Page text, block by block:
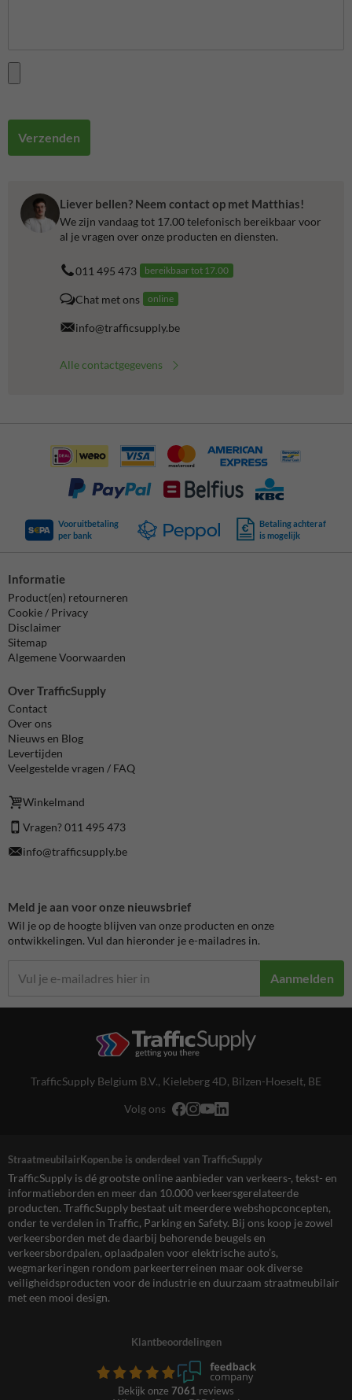
Verzenden
Liever bellen? Neem contact op met Matthias!
We zijn vandaag tot 17.00 telefonisch bereikbaar voor
al je vragen over onze producten en diensten.
011 495 473 bereikbaar tot 17.00
Chat met ons online
info@trafficsupply.be
Alle contactgegevens
Vooruitbetaling
per bank
Betaling achteraf
is mogelijk
Informatie
Product(en) retourneren
Cookie / Privacy
Disclaimer
Sitemap
Algemene Voorwaarden
Over TrafficSupply
Contact
Over ons
Nieuws en Blog
Levertijden
Veelgestelde vragen / FAQ
Winkelmand
Vragen? 011 495 473
info@trafficsupply.be
Meld je aan voor onze nieuwsbrief
Wil je op de hoogte blijven van onze producten en onze
ontwikkelingen. Vul dan hieronder je e-mailadres in.
Aanmelden
TrafficSupply Belgium B.V., Kieleberg 4D, Bilzen-Hoeselt, BE
Volg ons
StraatmeubilairKopen.be is onderdeel van TrafficSupply
TrafficSupply is dé grootste online aanbieder van verkeers-, tekst- en
informatieborden en meer dan 10.000 verkeersgerelateerde
producten. TrafficSupply bestaat uit meerdere webshopconcepten,
onder te verdelen in Traffic, Parking en Safety. Bij ons koop je zowel
verkeersborden met de daarbij behorende beugels en
verkeersbordpalen, oplaadpalen voor elektrische auto’s,
wegmarkeringen rondom parkeerterreinen maar ook diverse
veiligheidsproducten voor de industrie en duurzaam straatmeubilair
met een mooi design.
Klantbeoordelingen
Bekijk onze 7061 reviews